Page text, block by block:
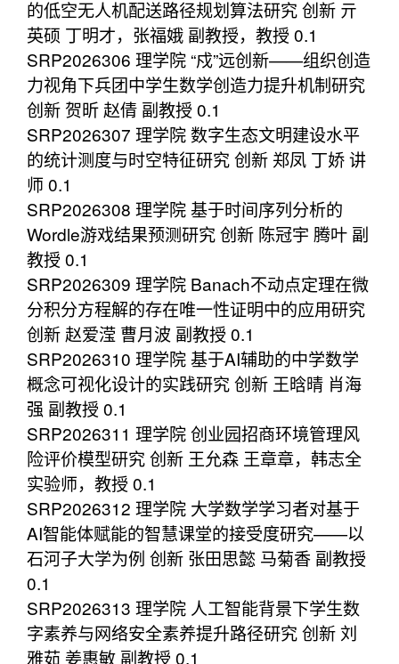
的低空无人机配送路径规划算法研究 创新 亓
英硕 丁明才，张福娥 副教授，教授 0.1
SRP2026306 理学院 “戍”远创新——组织创造
力视角下兵团中学生数学创造力提升机制研究
创新 贺昕 赵倩 副教授 0.1
SRP2026307 理学院 数字生态文明建设水平
的统计测度与时空特征研究 创新 郑凤 丁娇 讲
师 0.1
SRP2026308 理学院 基于时间序列分析的
Wordle游戏结果预测研究 创新 陈冠宇 腾叶 副
教授 0.1
SRP2026309 理学院 Banach不动点定理在微
分积分方程解的存在唯一性证明中的应用研究
创新 赵爱滢 曹月波 副教授 0.1
SRP2026310 理学院 基于AI辅助的中学数学
概念可视化设计的实践研究 创新 王晗晴 肖海
强 副教授 0.1
SRP2026311 理学院 创业园招商环境管理风
险评价模型研究 创新 王允森 王章章，韩志全
实验师，教授 0.1
SRP2026312 理学院 大学数学学习者对基于
AI智能体赋能的智慧课堂的接受度研究——以
石河子大学为例 创新 张田思懿 马菊香 副教授
0.1
SRP2026313 理学院 人工智能背景下学生数
字素养与网络安全素养提升路径研究 创新 刘
雅茹 姜惠敏 副教授 0.1